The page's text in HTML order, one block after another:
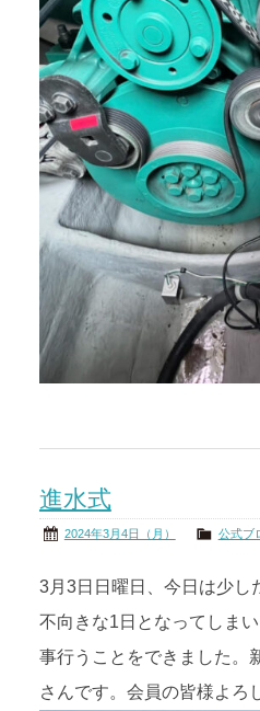
進水式
2024年3月4日（月） 公式ブ
3月3日日曜日、今日は少し
不向きな1日となってしま
事行うことをできました。
さんです。会員の皆様よろ